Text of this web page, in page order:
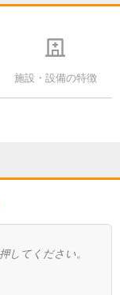
施設・設備の特徴